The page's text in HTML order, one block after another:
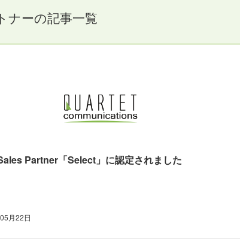
ナーの記事一覧
Partner「Select」に認定されました
月22日